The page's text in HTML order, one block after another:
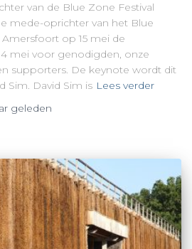
van de Blue Zone Festival
mede-oprichter van het Blue
Amersfoort op 15 mei de
mei voor genodigden, onze
supporters. De keynote wordt dit
Sim. David Sim is Lees verder
geleden